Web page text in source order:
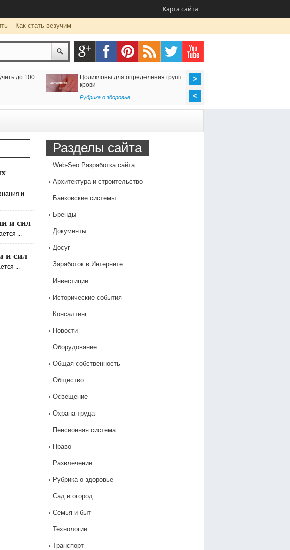
Карта сайта
Как стать везучим
до 100
Цоликлоны для определения групп
крови
Рубрика о здоровье
и
и сил
...
и сил
...
Разделы сайта
Web-Seo Разработка сайта
Архитектура и строительство
Банковские системы
Бренды
Документы
Досуг
Заработок в Интернете
Инвестиции
Исторические события
Консалтинг
Новости
Оборудование
Общая собственность
Общество
Освещение
Охрана труда
Пенсионная система
Право
Развлечение
Рубрика о здоровье
Сад и огород
Семья и быт
Технологии
Транспорт